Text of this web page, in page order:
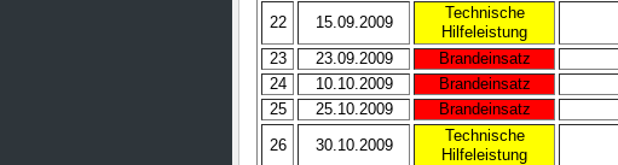
22 15.09.2009
Technische
Hilfeleistung
23 23.09.2009 Brandeinsatz
24 10.10.2009 Brandeinsatz
25 25.10.2009 Brandeinsatz
26 30.10.2009
Technische
Hilfeleistung